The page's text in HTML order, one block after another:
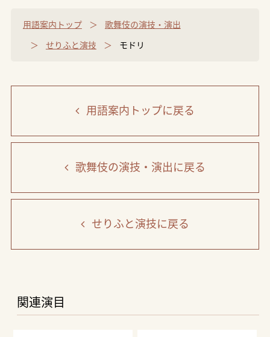
用語案内トップ 歌舞伎の演技・演出
せりふと演技 モドリ
用語案内トップに戻る
歌舞伎の演技・演出 に戻る
せりふと演技に戻る
関連演目